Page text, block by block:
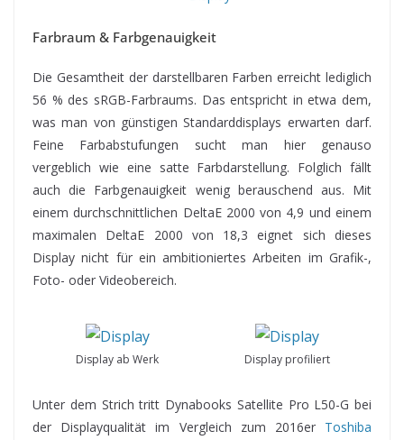
Farbraum & Farbgenauigkeit
Die Gesamtheit der darstellbaren Farben erreicht lediglich
56 % des sRGB-Farbraums. Das entspricht in etwa dem,
was man von günstigen Standarddisplays erwarten darf.
Feine Farbabstufungen sucht man hier genauso
vergeblich wie eine satte Farbdarstellung. Folglich fällt
auch die Farbgenauigkeit wenig berauschend aus. Mit
einem durchschnittlichen DeltaE 2000 von 4,9 und einem
maximalen DeltaE 2000 von 18,3 eignet sich dieses
Display nicht für ein ambitioniertes Arbeiten im Grafik-,
Foto- oder Videobereich.
Display ab Werk Display profiliert
Unter dem Strich tritt Dynabooks Satellite Pro L50-G bei
der Displayqualität im Vergleich zum 2016er Toshiba